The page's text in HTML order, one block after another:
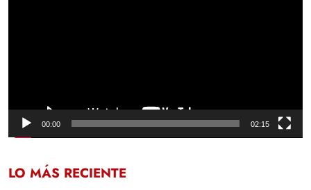
00:00 02:15
LO MÁS RECIENTE